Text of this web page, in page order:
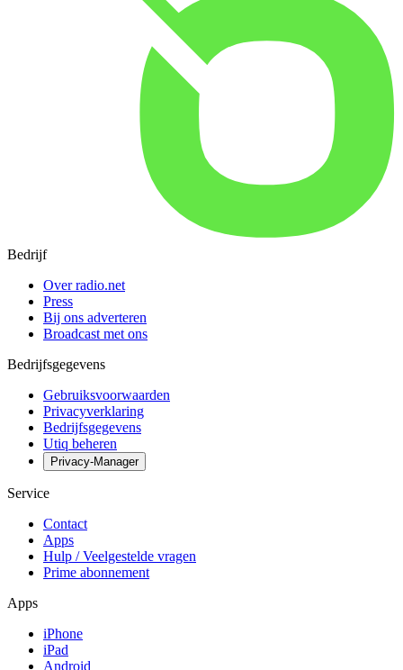
Bedrijf
Over radio.net
Press
Bij ons adverteren
Broadcast met ons
Bedrijfsgegevens
Gebruiksvoorwaarden
Privacyverklaring
Bedrijfsgegevens
Utiq beheren
Privacy-Manager
Service
Contact
Apps
Hulp / Veelgestelde vragen
Prime abonnement
Apps
iPhone
iPad
Android